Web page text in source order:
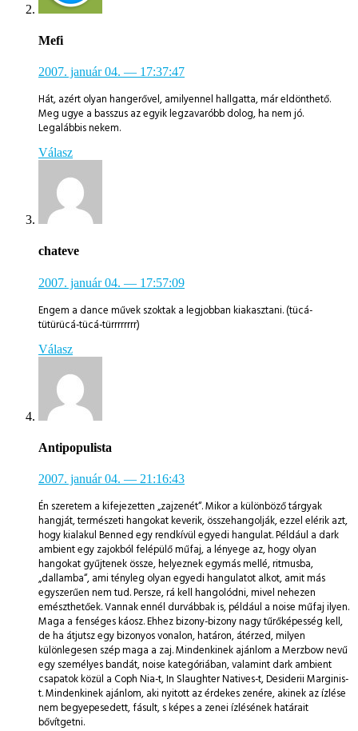
Mefi
2007. január 04. — 17:37:47
Hát, azért olyan hangerővel, amilyennel hallgatta, már eldönthető.
Meg ugye a basszus az egyik legzavaróbb dolog, ha nem jó.
Legalábbis nekem.
Válasz
chateve
2007. január 04. — 17:57:09
Engem a dance művek szoktak a legjobban kiakasztani. (tücá-
tütürücá-tücá-türrrrrrrr)
Válasz
Antipopulista
2007. január 04. — 21:16:43
Én szeretem a kifejezetten „zajzenét“. Mikor a különböző tárgyak
hangját, természeti hangokat keverik, összehangolják, ezzel elérik azt,
hogy kialakul Benned egy rendkívül egyedi hangulat. Például a dark
ambient egy zajokból felépülő műfaj, a lényege az, hogy olyan
hangokat gyűjtenek össze, helyeznek egymás mellé, ritmusba,
„dallamba“, ami tényleg olyan egyedi hangulatot alkot, amit más
egyszerűen nem tud. Persze, rá kell hangolódni, mivel nehezen
emészthetőek. Vannak ennél durvábbak is, például a noise műfaj ilyen.
Maga a fenséges káosz. Ehhez bizony-bizony nagy tűrőképesség kell,
de ha átjutsz egy bizonyos vonalon, határon, átérzed, milyen
különlegesen szép maga a zaj. Mindenkinek ajánlom a Merzbow nevű
egy személyes bandát, noise kategóriában, valamint dark ambient
csapatok közül a Coph Nia-t, In Slaughter Natives-t, Desiderii Marginis-
t. Mindenkinek ajánlom, aki nyitott az érdekes zenére, akinek az ízlése
nem begyepesedett, fásult, s képes a zenei ízlésének határait
bővítgetni.